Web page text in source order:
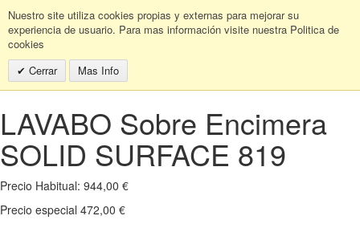
Nuestro site utiliza cookies propias y externas para mejorar su
experiencia de usuario. Para mas información visite nuestra Politica de
cookies
Cerrar
Mas Info
LAVABO Sobre Encimera
SOLID SURFACE 819
Precio Habitual: 944,00 €
Precio especial 472,00 €